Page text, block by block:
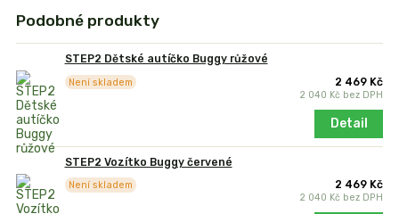
Podobné produkty
STEP2 Dětské autíčko Buggy růžové
2 469 Kč
2 040 Kč bez DPH
Není skladem
Detail
STEP2 Vozítko Buggy červené
2 469 Kč
2 040 Kč bez DPH
Není skladem